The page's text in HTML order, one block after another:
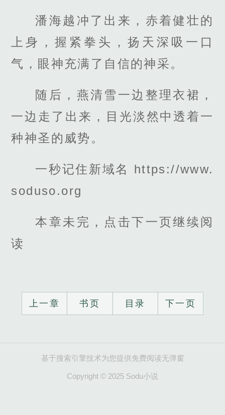
潘海越冲了出来，赤着健壮的
上身，握紧拳头，扬天深吸一口
气，眼神充满了自信的神采。
随后，燕清雪一边整理衣裙，
一边走了出来，目光淡然中透着一
种神圣的威势。
一秒记住新域名 https://www.
soduso.org
本章未完，点击下一页继续阅
读
上一章 书页 目录 下一页
基于搜索引擎技术为您提供免费阅读无弹窗
Copyright © 2025 Sodu小说